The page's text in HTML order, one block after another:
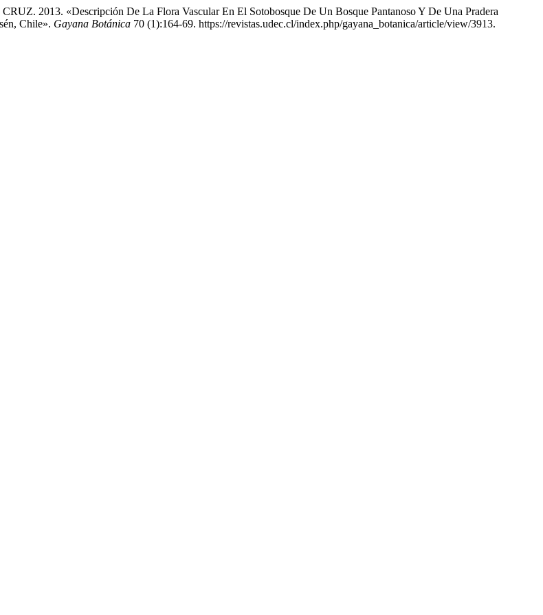
2013. «Descripción De La Flora Vascular En El Sotobosque De Un Bosque Pantanoso Y De Una Pradera
Chile». Gayana Botánica 70 (1):164-69. https://revistas.udec.cl/index.php/gayana_botanica/article/view/3913.